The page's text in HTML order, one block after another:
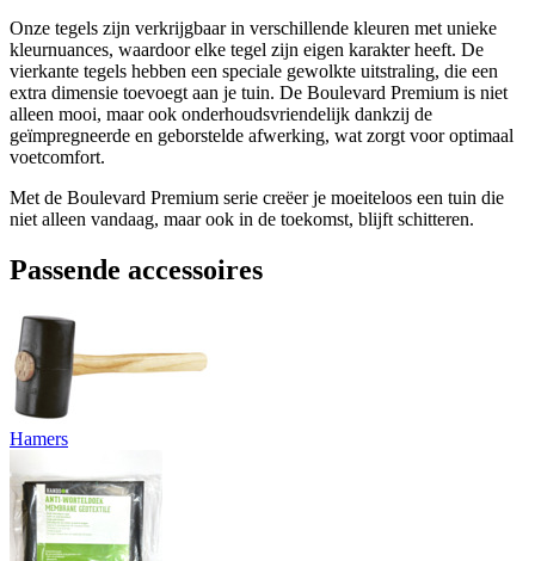
Onze tegels zijn verkrijgbaar in verschillende kleuren met unieke
kleurnuances, waardoor elke tegel zijn eigen karakter heeft. De
vierkante tegels hebben een speciale gewolkte uitstraling, die een
extra dimensie toevoegt aan je tuin. De Boulevard Premium is niet
alleen mooi, maar ook onderhoudsvriendelijk dankzij de
geïmpregneerde en geborstelde afwerking, wat zorgt voor optimaal
voetcomfort.
Met de Boulevard Premium serie creëer je moeiteloos een tuin die
niet alleen vandaag, maar ook in de toekomst, blijft schitteren.
Passende accessoires
Hamers